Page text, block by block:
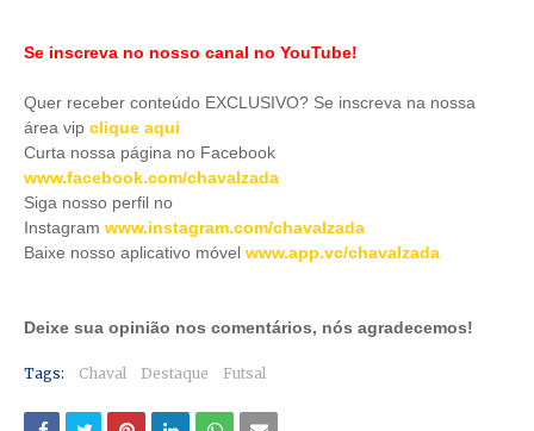
Se inscreva no nosso canal no YouTube!
Quer receber conteúdo EXCLUSIVO? Se inscreva na nossa
área vip clique aqui
Curta nossa página no Facebook
www.facebook.com/chavalzada
Siga nosso perfil no
Instagram www.instagram.com/chavalzada
Baixe nosso aplicativo móvel www.app.vc/chavalzada
Deixe sua opinião nos comentários, nós agradecemos!
Tags: Chaval Destaque Futsal